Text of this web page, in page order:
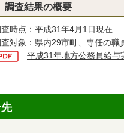
調査結果の概要
時点：平成31年4月1日現在
対象：県内29市町、専任の職
平成31年地方公務員給与